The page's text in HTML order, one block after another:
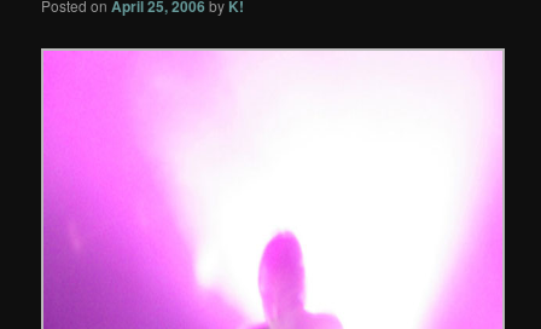
Posted onApril 25, 2006 by K!